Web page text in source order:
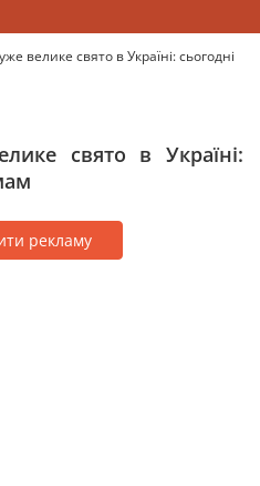
велике свято в Україні: сьогодні
свято в Україні:
рекламу